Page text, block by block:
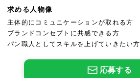
求める人物像
主体的にコミュニケーションが取れる方
ブランドコンセプトに共感できる方
パン職人としてスキルを上げていきたい方
応募する